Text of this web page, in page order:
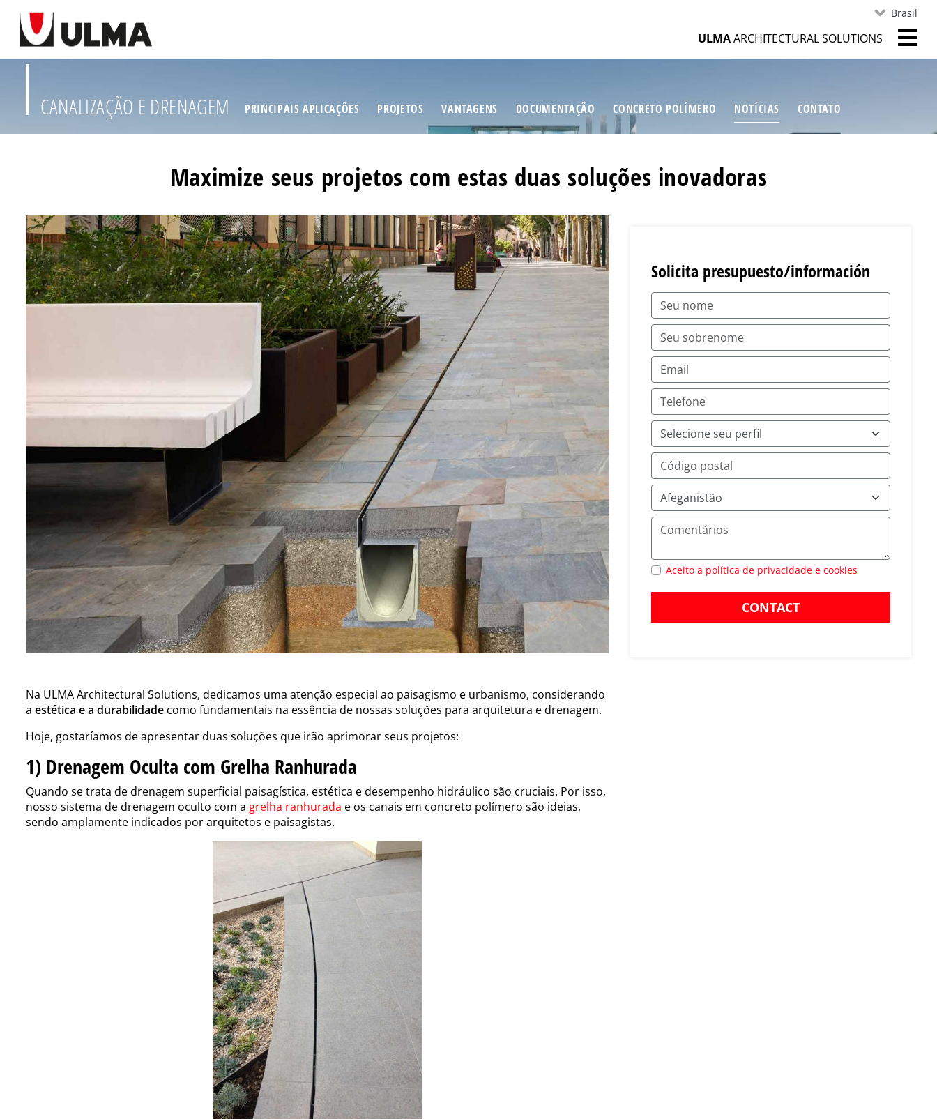
Brasil
ULMAARCHITECTURAL SOLUTIONS
CANALIZAÇÃO E DRENAGEM PRINCIPAIS APLICAÇÕES PROJETOS VANTAGENS DOCUMENTAÇÃO CONCRETO POLÍMERO NOTÍCIAS CONTATO
Maximize seus projetos com estas duas soluções inovadoras
Na ULMA Architectural Solutions, dedicamos uma atenção especial ao paisagismo e urbanismo, considerando
a estética e a durabilidade como fundamentais na essência de nossas soluções para arquitetura e drenagem.
Hoje, gostaríamos de apresentar duas soluções que irão aprimorar seus projetos:
1) Drenagem Oculta com Grelha Ranhurada
Quando se trata de drenagem superficial paisagística, estética e desempenho hidráulico são cruciais. Por isso,
nosso sistema de drenagem oculto com a grelha ranhurada e os canais em concreto polímero são ideias,
sendo amplamente indicados por arquitetos e paisagistas.
Solicita presupuesto/información
Aceito a política de privacidade e cookies
CONTACT